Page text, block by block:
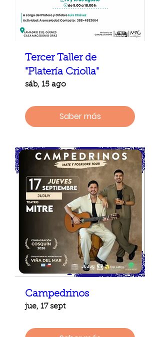
Tercer Taller de
"Platería Criolla"
sáb, 15 ago
Saber más
Campedrinos
jue, 17 sept